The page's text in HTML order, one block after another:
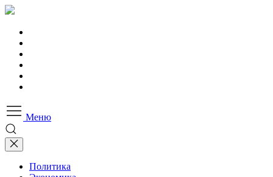
Меню
Политика